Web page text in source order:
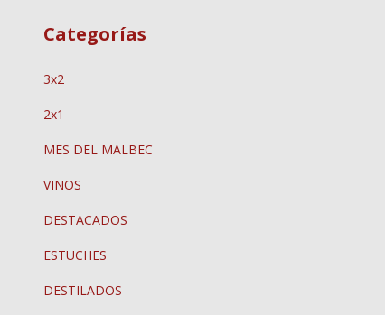
Categorías
3x2
2x1
MES DEL MALBEC
VINOS
DESTACADOS
ESTUCHES
DESTILADOS